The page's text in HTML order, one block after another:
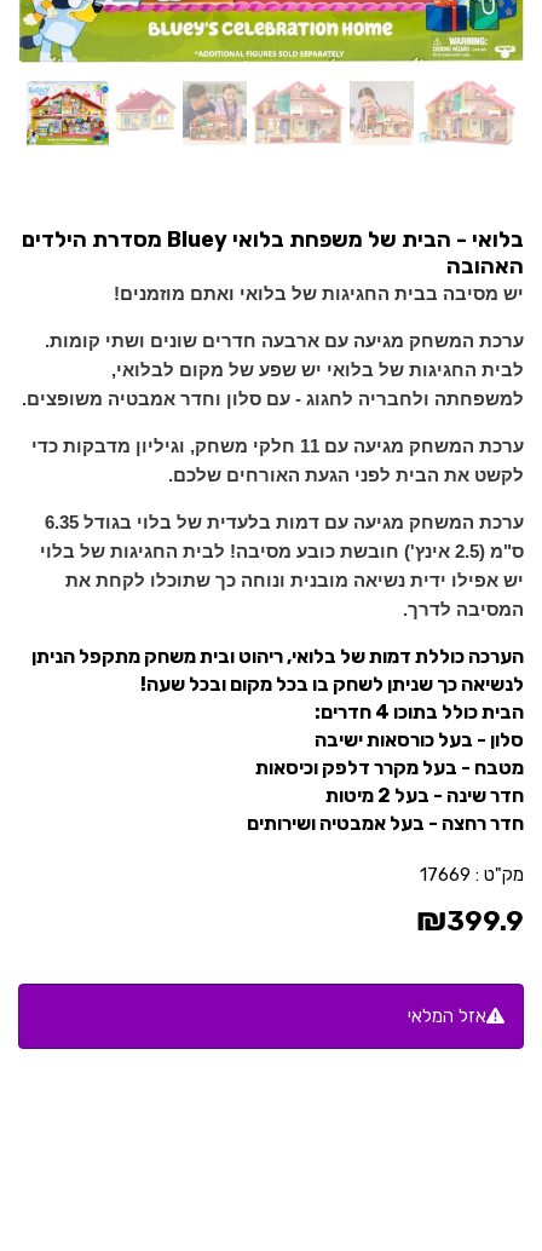
בלואי - הבית של משפחת בלואי Bluey מסדרת הילדים
האהובה
יש מסיבה בבית החגיגות של בלואי ואתם מוזמנים!
ערכת המשחק מגיעה עם ארבעה חדרים שונים ושתי קומות.
לבית החגיגות של בלואי יש שפע של מקום לבלואי,
למשפחתה ולחבריה לחגוג - עם סלון וחדר אמבטיה משופצים.
ערכת המשחק מגיעה עם 11 חלקי משחק, וגיליון מדבקות כדי
לקשט את הבית לפני הגעת האורחים שלכם.
ערכת המשחק מגיעה עם דמות בלעדית של בלוי בגודל 6.35
ס"מ (2.5 אינץ') חובשת כובע מסיבה! לבית החגיגות של בלוי
יש אפילו ידית נשיאה מובנית ונוחה כך שתוכלו לקחת את
המסיבה לדרך.
הערכה כוללת דמות של בלואי, ריהוט ובית משחק מתקפל הניתן
לנשיאה כך שניתן לשחק בו בכל מקום ובכל שעה!
הבית כולל בתוכו 4 חדרים:
סלון - בעל כורסאות ישיבה
מטבח - בעל מקרר דלפק וכיסאות
חדר שינה - בעל 2 מיטות
חדר רחצה - בעל אמבטיה ושירותים
מק"ט : 17669
₪399.9
אזל המלאי